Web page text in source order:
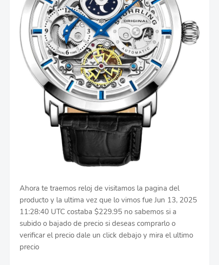
Ahora te traemos reloj de visitamos la pagina del
producto y la ultima vez que lo vimos fue Jun 13, 2025
11:28:40 UTC costaba $229.95 no sabemos si a
subido o bajado de precio si deseas comprarlo o
verificar el precio dale un click debajo y mira el ultimo
precio